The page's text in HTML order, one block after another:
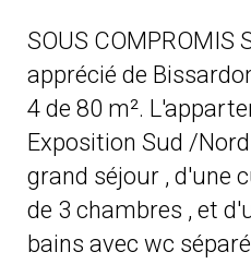
SOUS
apprécié de
4 de 80 m².
Exposition Sud /
grand séjour , d'une
de 3 chambres , et
bains avec wc